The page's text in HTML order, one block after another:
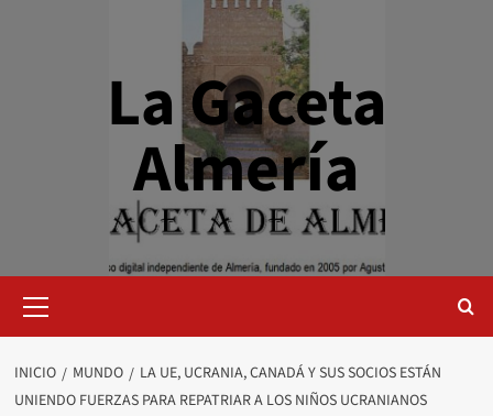
La Gaceta
Almería
primario
INICIO MUNDO
LA UE, UCRANIA, CANADÁ Y SUS SOCIOS ESTÁN
UNIENDO FUERZAS PARA REPATRIAR A LOS NIÑOS UCRANIANOS